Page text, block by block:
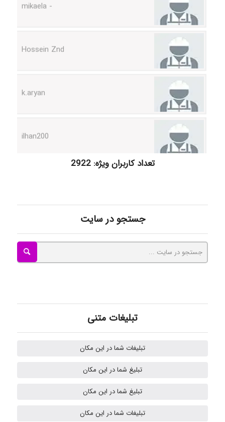
Tavan
تعداد کاربران ویژه: 2922
جستجو در سایت
تبلیغات متنی
تبلیغات شما در این مکان
تبلیغ شما در این مکان
تبلیغ شما در این مکان
تبلیغات شما در این مکان